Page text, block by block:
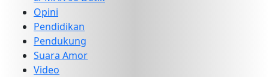
Opini
Pendidikan
Pendukung
Suara Amor
Video